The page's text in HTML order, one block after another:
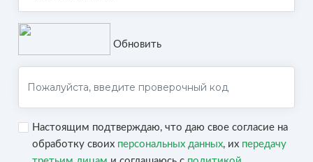
Обновить
Настоящим подтверждаю, что даю свое согласие на
обработку своих персональных данных, их передачу